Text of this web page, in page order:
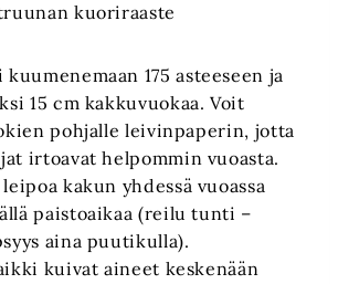
kuoriraaste
175 asteeseen ja
15 cm kakkuvuokaa. Voit
pohjalle leivinpaperin, jotta
irtoavat helpommin vuoasta.
kakun yhdessä vuoassa
paistoaikaa (reilu tunti –
aina puutikulla).
kuivat aineet keskenään